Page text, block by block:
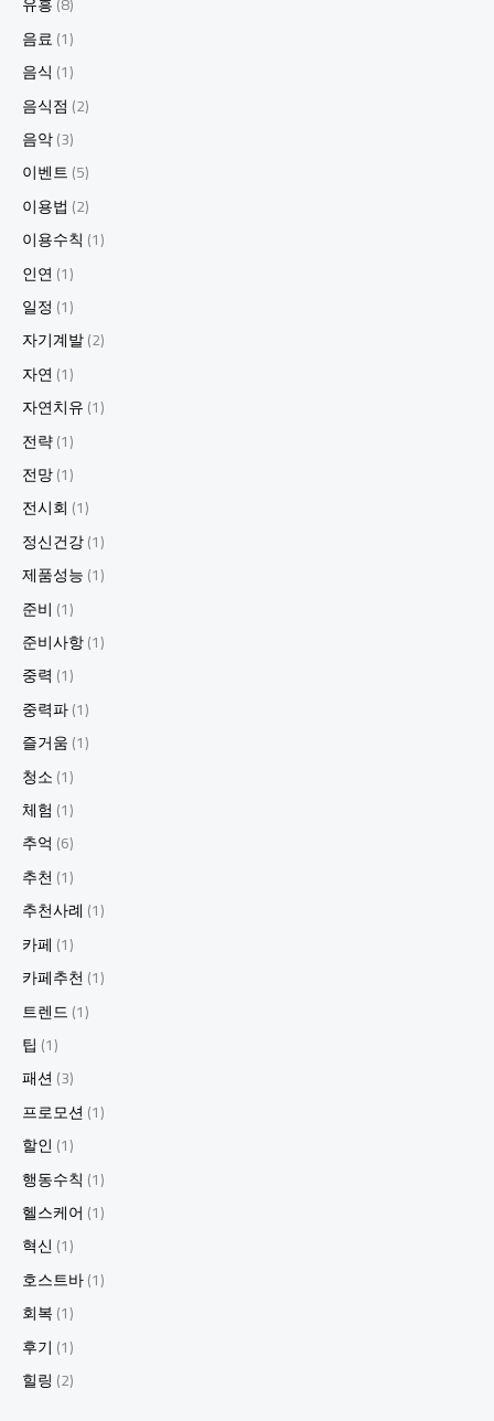
음료(1)
음식 (1)
음식점 (2)
음악(3)
이벤트(5)
이용법 (2)
이용수칙 (1)
인연(1)
일정 (1)
자기계발(2)
자연(1)
자연치유(1)
전략(1)
전망(1)
전시회 (1)
정신건강(1)
제품성능(1)
준비 (1)
준비사항(1)
중력 (1)
중력파(1)
즐거움(1)
청소(1)
체험 (1)
추억 (6)
추천(1)
추천사례 (1)
카페 (1)
카페추천(1)
트렌드(1)
팁 (1)
패션(3)
프로모션(1)
할인(1)
행동수칙 (1)
헬스케어 (1)
혁신(1)
호스트바(1)
회복(1)
후기 (1)
힐링 (2)